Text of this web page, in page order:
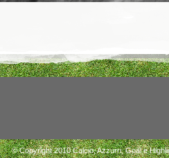
© Copyright 2010Calcio, Azzurri, Goal e